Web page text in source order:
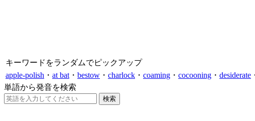
キーワードをランダムでピックアップ
apple-polish ・ at bat ・ bestow ・ charlock ・ coaming ・ cocooning ・ desiderate
単語から発音を検索